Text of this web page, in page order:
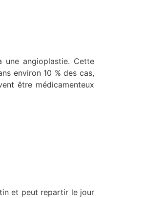
une angioplastie. Cette
environ 10 % des cas,
être médicamenteux
et peut repartir le jour